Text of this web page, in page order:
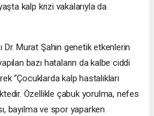
kalp krizi vakalarıyla da
Dr. Murat Şahin genetik etkenlerin
bazı hataların da kalbe ciddi
“Çocuklarda kalp hastalıkları
Özellikle çabuk yorulma, nefes
bayılma ve spor yaparken